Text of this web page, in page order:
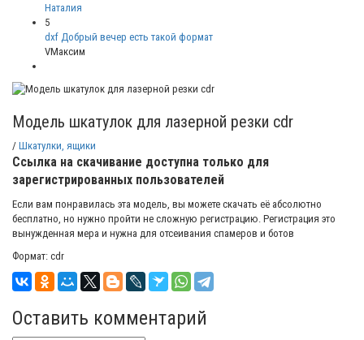
Наталия
5
dxf Добрый вечер есть такой формат
VМаксим
Модель шкатулок для лазерной резки cdr
/ Шкатулки, ящики
Ссылка на скачивание доступна только для
зарегистрированных пользователей
Если вам понравилась эта модель, вы можете скачать её абсолютно
бесплатно, но нужно пройти не сложную регистрацию. Регистрация это
вынужденная мера и нужна для отсеивания спамеров и ботов
Формат: cdr
Оставить комментарий